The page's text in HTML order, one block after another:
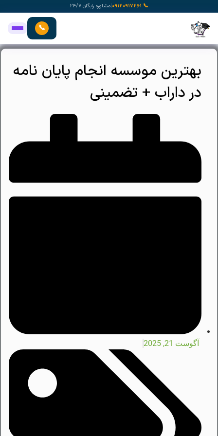
به
محتوا
📞 ۰۹۱۲۰۹۱۷۲۶۱ |مشاوره رایگان ۲۴/۷
📞
بهترین موسسه انجام پایان نامه
در داراب + تضمینی
آگوست 21, 2025